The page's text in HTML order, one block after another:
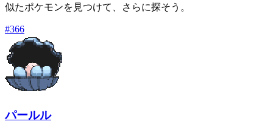
似たポケモンを見つけて、さらに探そう。
#366
パールル